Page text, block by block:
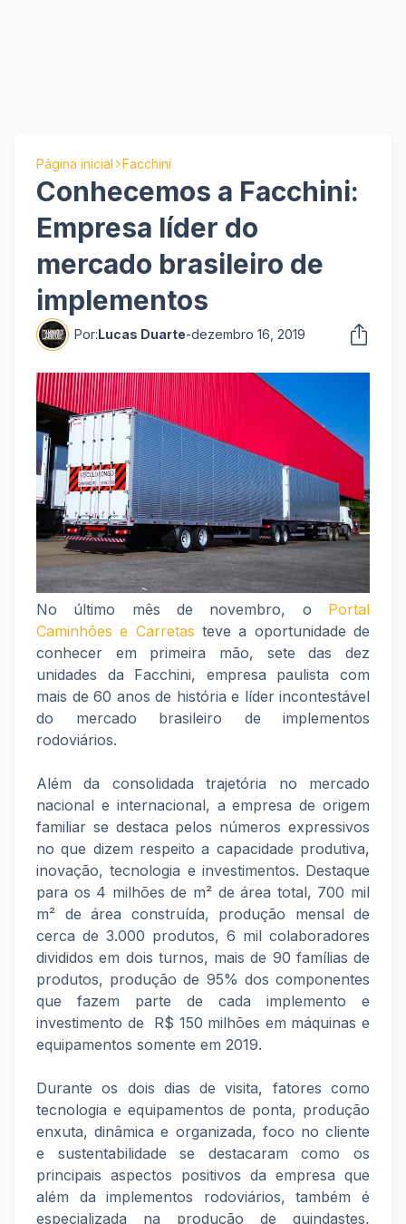
Página inicial Facchini
Conhecemos a Facchini:
Empresa líder do
mercado brasileiro de
implementos
Por:Lucas Duarte-dezembro 16, 2019
No último mês de novembro, o Portal
Caminhões e Carretas teve a oportunidade de
conhecer em primeira mão, sete das dez
unidades da Facchini, empresa paulista com
mais de 60 anos de história e líder incontestável
do mercado brasileiro de implementos
rodoviários.
Além da consolidada trajetória no mercado
nacional e internacional, a empresa de origem
familiar se destaca pelos números expressivos
no que dizem respeito a capacidade produtiva,
inovação, tecnologia e investimentos. Destaque
para os 4 milhões de m² de área total, 700 mil
m² de área construída, produção mensal de
cerca de 3.000 produtos, 6 mil colaboradores
divididos em dois turnos, mais de 90 famílias de
produtos, produção de 95% dos componentes
que fazem parte de cada implemento e
investimento de R$ 150 milhões em máquinas e
equipamentos somente em 2019.
Durante os dois dias de visita, fatores como
tecnologia e equipamentos de ponta, produção
enxuta, dinâmica e organizada, foco no cliente
e sustentabilidade se destacaram como os
principais aspectos positivos da empresa que
além da implementos rodoviários, também é
especializada na produção de guindastes,